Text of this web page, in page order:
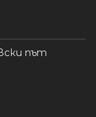
път